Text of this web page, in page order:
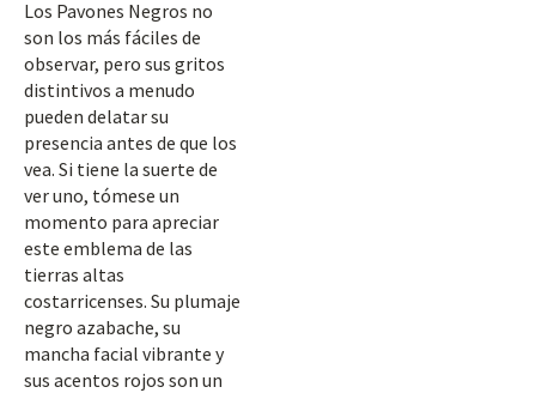
Los Pavones Negros no
son los más fáciles de
observar, pero sus gritos
distintivos a menudo
pueden delatar su
presencia antes de que los
vea. Si tiene la suerte de
ver uno, tómese un
momento para apreciar
este emblema de las
tierras altas
costarricenses. Su plumaje
negro azabache, su
mancha facial vibrante y
sus acentos rojos son un